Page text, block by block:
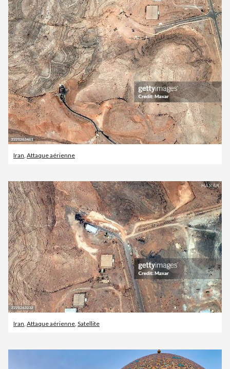
Iran Attaque aérienne
Iran, Attaque aérienne, Satellite